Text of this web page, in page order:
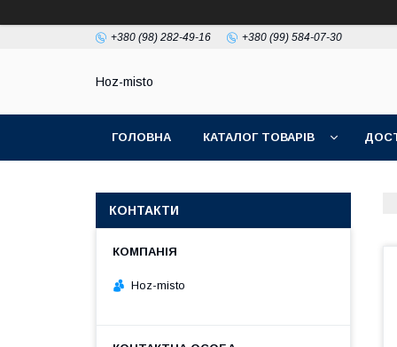
+380 (98) 282-49-16 +380 (99) 584-07-30
Hoz-misto
ГОЛОВНА КАТАЛОГ ТОВАРІВ
КОНТАКТИ
Hoz-misto